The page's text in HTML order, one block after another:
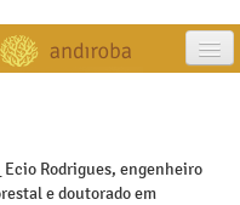
Ecio Rodrigues, engenheiro
e doutorado em